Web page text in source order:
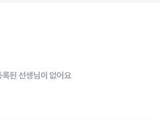
련까지 다양한 운동을 지도받
록된 선생님이 없어요